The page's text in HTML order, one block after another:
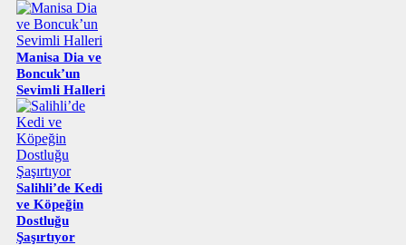
Manisa Dia ve
Boncuk’un
Sevimli Halleri
Salihli’de Kedi
ve Köpeğin
Dostluğu
Şaşırtıyor